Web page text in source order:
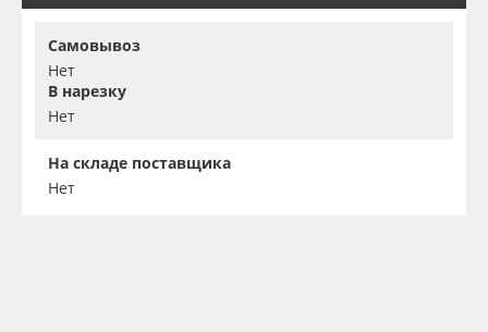
Самовывоз
Нет
В нарезку
Нет
На складе поставщика
Нет